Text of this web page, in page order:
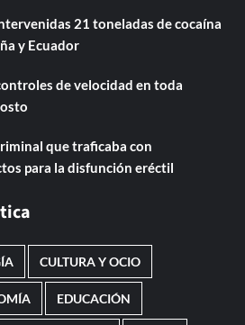
21 toneladas de cocaína
y Ecuador
de velocidad en toda
que traficaba con
para la disfunción eréctil
CULTURA Y OCIO
EDUCACIÓN